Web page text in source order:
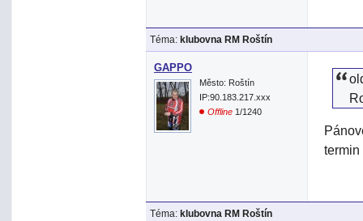
Téma: klubovna RM Roštín
GAPPO
Město: Roštín
IP:90.183.217.xxx
Offline 1/1240
Téma: klubovna RM Roštín